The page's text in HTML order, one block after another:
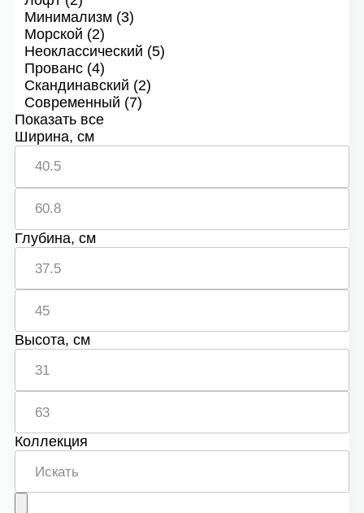
Минимализм (3)
Морской (2)
Неоклассический (5)
Прованс (4)
Скандинавский (2)
Современный (7)
Показать все
Ширина, см
Глубина, см
Высота, см
Коллекция